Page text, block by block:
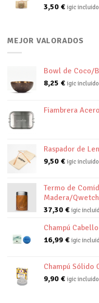
3,50 € igic incluido
MEJOR VALORADOS
Bowl de Coco/
8,25 € igic incluido
Fiambrera
Raspador de
9,50 € igic incluido
Termo de
Madera/Qwetch
37,30 € igic
Champú
16,99 € igic
Champú Sólido
9,90 € igic incluido